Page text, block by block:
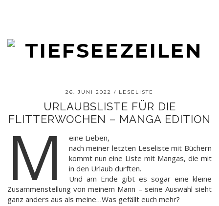
26. JUNI 2022 LESELISTE
URLAUBSLISTE FÜR DIE
FLITTERWOCHEN – MANGA EDITION
M
eine Lieben,
nach meiner letzten Leseliste mit Büchern
kommt nun eine Liste mit Mangas, die mit
in den Urlaub durften.
Und am Ende gibt es sogar eine kleine
Zusammenstellung von meinem Mann – seine Auswahl sieht
ganz anders aus als meine…Was gefällt euch mehr?